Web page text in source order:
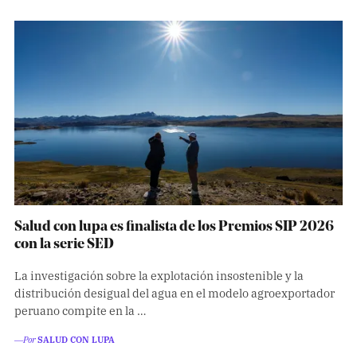
Salud con lupa es finalista de los Premios SIP 2026
con la serie SED
La investigación sobre la explotación insostenible y la
distribución desigual del agua en el modelo agroexportador
peruano compite en la …
―PorSALUD CON LUPA